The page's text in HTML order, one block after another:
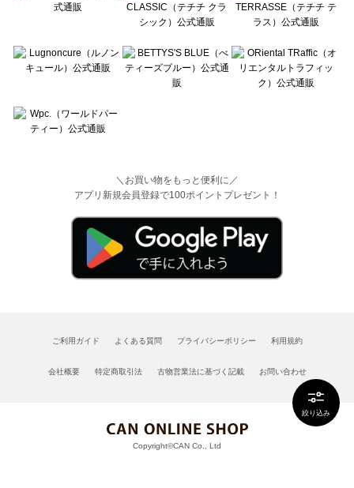
絞り込み
＼お買い物をもっと便利に／
アプリ新規会員登録で100ポイントプレゼント！
ご利用ガイド よくある質問 プライバシーポリシー 利用規約
会社概要 特定商取引法 古物営業法に基づく記載 お問い合わせ
Copyright©CAN Co., Ltd